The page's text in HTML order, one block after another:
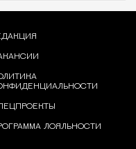
ЛОЯЛЬНОСТИ